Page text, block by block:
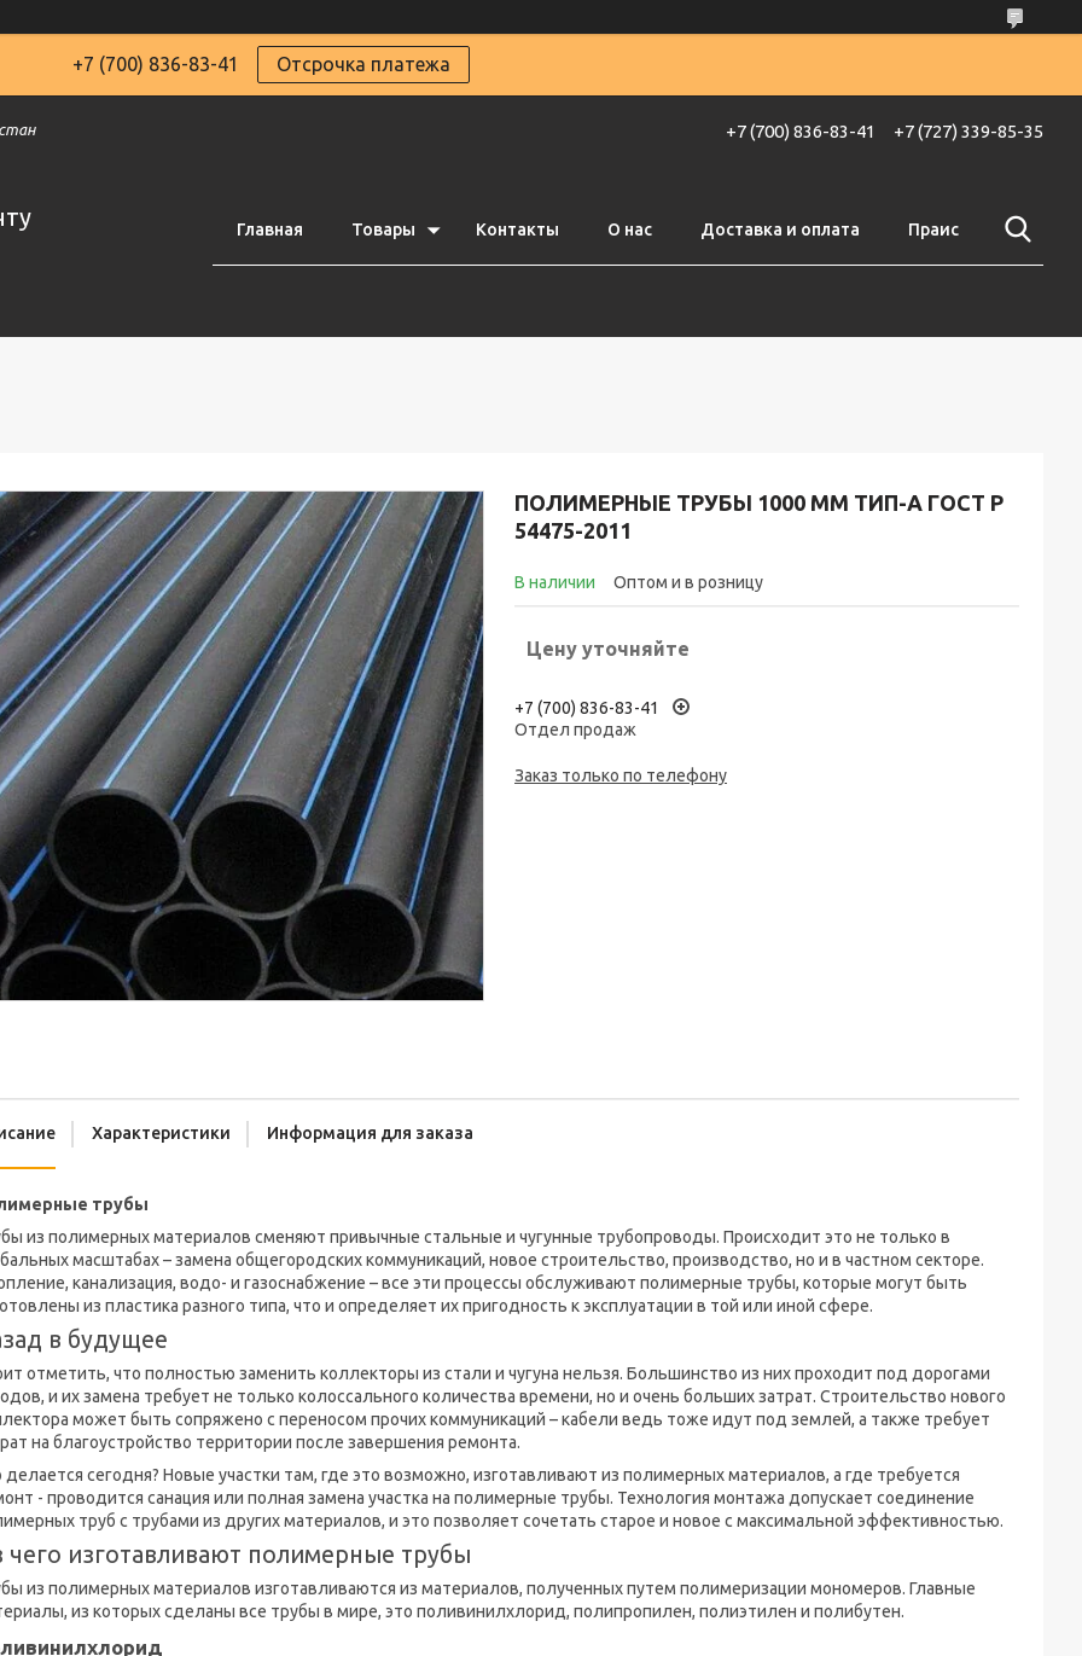
+7 (700) 836-83-41 Отсрочка платежа
+7 (700) 836-83-41 +7 (727) 339-85-35
Главная Товары Контакты О нас Доставка и оплата Праис
ПОЛИМЕРНЫЕ ТРУБЫ 1000 ММ ТИП-А ГОСТ Р
54475-2011
В наличии Оптом и в розницу
Цену уточняйте
+7 (700) 836-83-41
Отдел продаж
Заказ только по телефону
Характеристики Информация для заказа
трубы
из полимерных материалов сменяют привычные стальные и чугунные трубопроводы. Происходит это не только в
масштабах – замена общегородских коммуникаций, новое строительство, производство, но и в частном секторе.
канализация, водо- и газоснабжение – все эти процессы обслуживают полимерные трубы, которые могут быть
из пластика разного типа, что и определяет их пригодность к эксплуатации в той или иной сфере.
в будущее
отметить, что полностью заменить коллекторы из стали и чугуна нельзя. Большинство из них проходит под дорогами
и их замена требует не только колоссального количества времени, но и очень больших затрат. Строительство нового
может быть сопряжено с переносом прочих коммуникаций – кабели ведь тоже идут под землей, а также требует
на благоустройство территории после завершения ремонта.
делается сегодня? Новые участки там, где это возможно, изготавливают из полимерных материалов, а где требуется
- проводится санация или полная замена участка на полимерные трубы. Технология монтажа допускает соединение
труб с трубами из других материалов, и это позволяет сочетать старое и новое с максимальной эффективностью.
чего изготавливают полимерные трубы
из полимерных материалов изготавливаются из материалов, полученных путем полимеризации мономеров. Главные
из которых сделаны все трубы в мире, это поливинилхлорид, полипропилен, полиэтилен и полибутен.